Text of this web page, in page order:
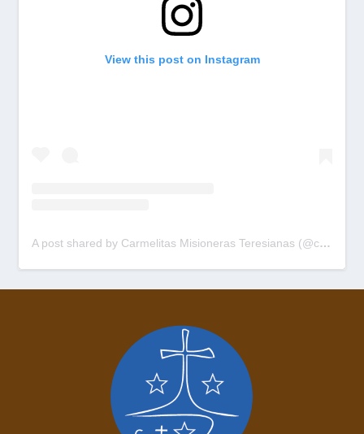
View this post on Instagram
A post shared by Carmelitas Misioneras Teresianas (@cmtpalau)